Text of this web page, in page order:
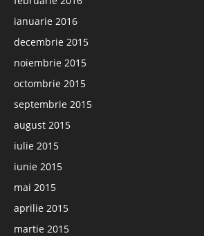
ianuarie 2016
decembrie 2015
noiembrie 2015
octombrie 2015
septembrie 2015
august 2015
iulie 2015
iunie 2015
mai 2015
aprilie 2015
martie 2015